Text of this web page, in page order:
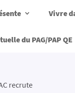
Vivre
du PAG/PAP QE
recrute